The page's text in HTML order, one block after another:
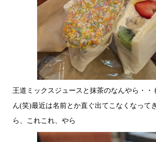
王道ミックスジュースと抹茶のなんやら・・
ん(笑)最近は名前とか直ぐ出てこなくなって
ら、これこれ、やら